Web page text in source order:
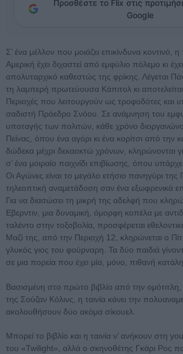
Προσθέστε το Flix στις
Google
Σ’ ένα μέλλον που μοιάζει επικίνδυνα κοντινό,
Αμερική έχει διχαστεί από εμφύλιο πόλεμο κι
απολυταρχικό καθεστώς της φρίκης. Λέγεται
τη λαμπερή πρωτεύουσα Κάπιτολ κι
Περιοχές που λειτουργούν ως τροφοδότες και
σαδιστή Πρόεδρο Σνόου. Σε ανάμνηση του
υποταγής των πολιτών, κάθε χρόνο
Πείνας, όπου ένα αγόρι κι ένα κορίτσι από την
δώδεκα μέχρι δεκαοκτώ χρόνων, κληρώνονται
σ’ ένα μοιραίο παιχνίδι επιβίωσης, όπου
Οι Αγώνες είναι το μεγάλο ετήσιο πανηγύρι
τηλεοπτική αναμετάδοση σαν ένα εξωφρενικά
Για να διασώσει τη μικρή της αδελφή που
Εβερντιν, μια δυναμική, όμορφη κοπέλα με
ταλέντο στην τοξοβολία, προσφέρεται
Μαζί της, από την Περιοχή 12, κληρώνεται ο
γλυκός γιος του φούρναρη. Τα δύο παιδιά
σε μια πορεία που έχει μία, μόνο, πιθανή
Βασισμένη στο πρώτο βιβλίο από την ομότιτλη,
της Σούζαν Κόλινς, η ταινία κάνει την
ακολουθήσουν δύο ακόμα σίκουελ.
Μπορεί το βιβλίο και η ταινία ν’ ανήκουν στη
του «Twilight», αλλά ο σκηνοθέτης Γκάρι Ρος